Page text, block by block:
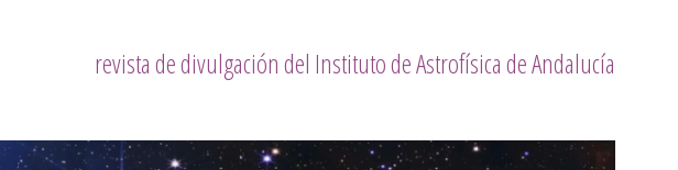
revista de divulgación del Instituto de Astrofísica de Andalucía